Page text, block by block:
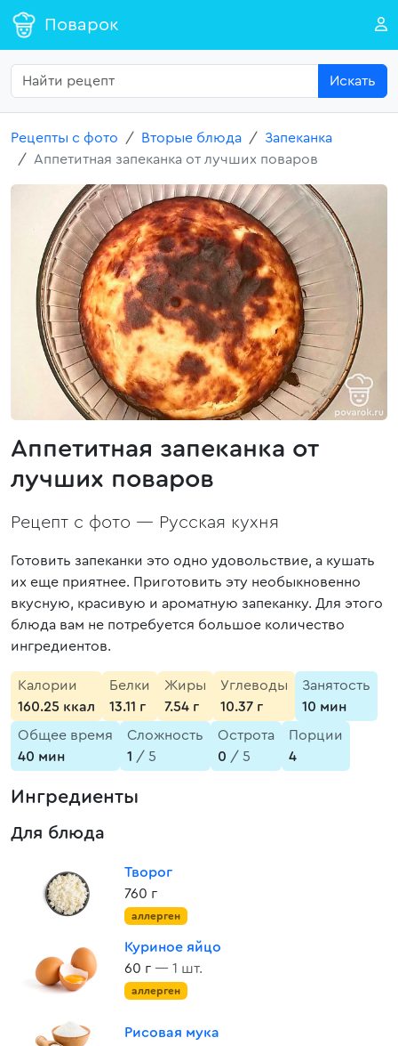
Поварок
Искать
Рецепты с фото Вторые блюда
Запеканка
Аппетитная запеканка от лучших поваров
Аппетитная запеканка от
лучших поваров
Рецепт с фото — Русская кухня
Готовить запеканки это одно удовольствие, а кушать
их еще приятнее. Приготовить эту необыкновенно
вкусную, красивую и ароматную запеканку. Для этого
блюда вам не потребуется большое количество
ингредиентов.
Калории
160.25 ккал
Белки
13.11 г
Жиры
7.54 г
Углеводы
10.37 г
Занятость
10 мин
Общее время
40 мин
Сложность
1 / 5
Острота
0 / 5
Порции
4
Ингредиенты
Для блюда
Творог
760 г
аллерген
Куриное яйцо
60 г — 1 шт.
аллерген
Рисовая мука